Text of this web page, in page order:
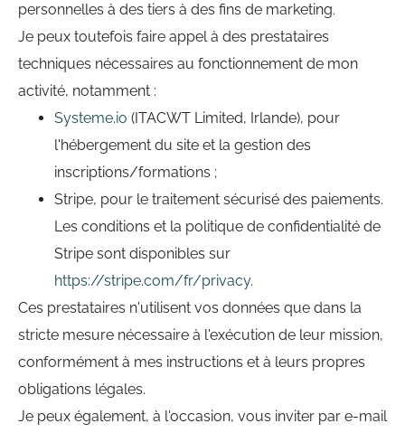
personnelles à des tiers à des fins de marketing.
Je peux toutefois faire appel à des prestataires
techniques nécessaires au fonctionnement de mon
activité, notamment :
Systeme.io (ITACWT Limited, Irlande), pour
l'hébergement du site et la gestion des
inscriptions/formations ;
Stripe, pour le traitement sécurisé des paiements.
Les conditions et la politique de confidentialité de
Stripe sont disponibles sur
https://stripe.com/fr/privacy.
Ces prestataires n'utilisent vos données que dans la
stricte mesure nécessaire à l'exécution de leur mission,
conformément à mes instructions et à leurs propres
obligations légales.
Je peux également, à l'occasion, vous inviter par e-mail